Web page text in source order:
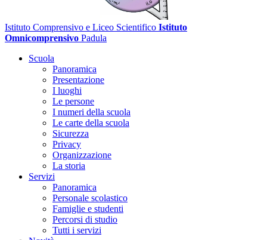
Istituto Comprensivo e Liceo Scientifico Istituto
Omnicomprensivo Padula
Scuola
Panoramica
Presentazione
I luoghi
Le persone
I numeri della scuola
Le carte della scuola
Sicurezza
Privacy
Organizzazione
La storia
Servizi
Panoramica
Personale scolastico
Famiglie e studenti
Percorsi di studio
Tutti i servizi